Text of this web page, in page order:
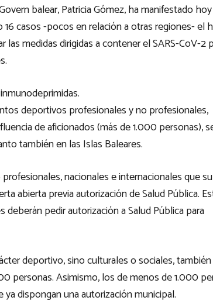
balear, Patricia Gómez, ha manifestado
casos -pocos en relación a otras regiones- el
medidas dirigidas a contener el SARS-CoV-2
deportivos profesionales y no profesionales,
de aficionados (más de 1.000 personas),
también en las Islas Baleares.
nacionales e internacionales que
abierta previa autorización de Salud Pública.
pedir autorización a Salud Pública para
deportivo, sino culturales o sociales,
personas. Asimismo, los de menos de 1.000
dispongan una autorización municipal.